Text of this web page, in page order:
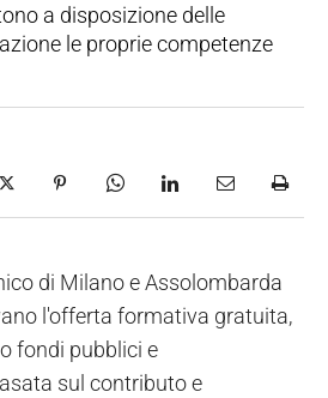
a disposizione delle
le proprie competenze
di Milano e Assolombarda
l'offerta formativa gratuita,
fondi pubblici e
sul contributo e